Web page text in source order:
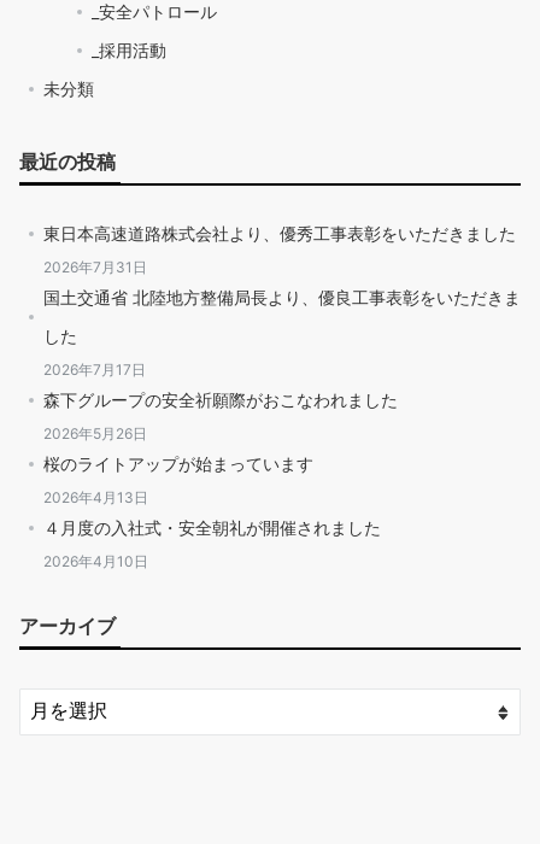
_安全パトロール
_採用活動
未分類
最近の投稿
東日本高速道路株式会社より、優秀工事表彰をいただきました
2026年7月31日
国土交通省 北陸地方整備局長より、優良工事表彰をいただきま
した
2026年7月17日
森下グループの安全祈願際がおこなわれました
2026年5月26日
桜のライトアップが始まっています
2026年4月13日
４月度の入社式・安全朝礼が開催されました
2026年4月10日
アーカイブ